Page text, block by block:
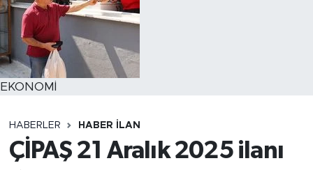
EKONOMİ
HABERLER HABER İLAN
ÇİPAŞ 21 Aralık 2025 ilanı